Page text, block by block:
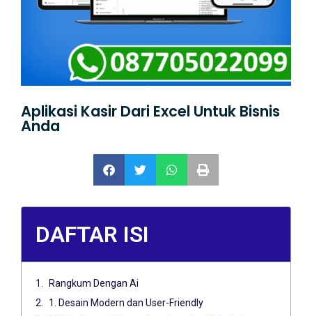
Aplikasi Kasir Dari Excel Untuk Bisnis
Anda
DAFTAR ISI
Rangkum Dengan Ai
1. Desain Modern dan User-Friendly